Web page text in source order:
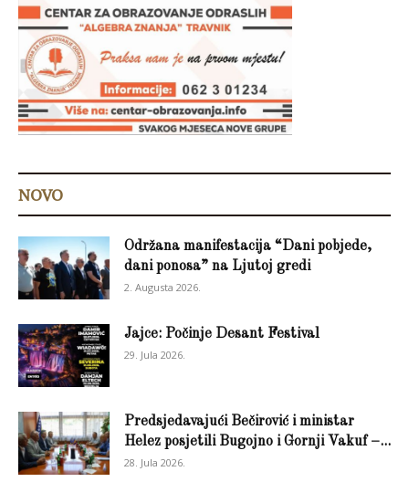
NOVO
Održana manifestacija “Dani pobjede,
dani ponosa” na Ljutoj gredi
2. Augusta 2026.
Jajce: Počinje Desant Festival
29. Jula 2026.
Predsjedavajući Bečirović i ministar
Helez posjetili Bugojno i Gornji Vakuf –...
28. Jula 2026.